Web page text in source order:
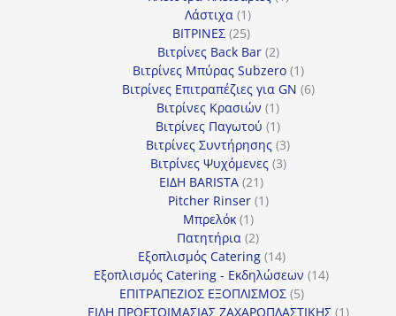
Λάστιχα 11
προϊόν
ΒΙΤΡΙΝΕΣ 2525
προϊόντα
Βιτρίνες Back Bar 22
προϊόντα
Βιτρίνες Mπύρας Subzero 11
προϊόν
Βιτρίνες Επιτραπέζιες για GN 66
Βιτρίνες Κρασιών 11
προϊόν
Βιτρίνες Παγωτού 11
προϊόν
Βιτρίνες Συντήρησης 33
προϊόντα
Βιτρίνες Ψυχόμενες 33
ΕΙΔΗ BARISTA 2121
προϊόντα
Pitcher Rinser 11
Μπρελόκ 11
προϊόν
Πατητήρια 22
προϊόντα
Εξοπλισμός Catering 1414
προϊόντα
Εξοπλισμός Catering - Εκδηλώσεων 1414
ΕΠΙΤΡΑΠΕΖΙΟΣ ΕΞΟΠΛΙΣΜΟΣ 55
προϊόντα
ΕΙΔΗ ΠΡΟΕΤΟΙΜΑΣΙΑΣ ΖΑΧΑΡΟΠΛΑΣΤΙΚΗΣ 11